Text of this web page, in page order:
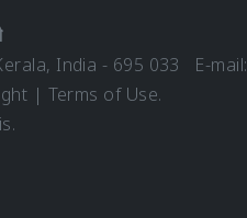
India - 695 033 E-mail:
| Terms of Use.
.